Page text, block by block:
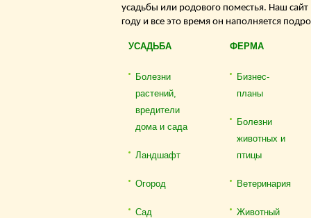
усадьбы или родового поместья. Наш
году и все это время он наполняется
УСАДЬБА
Болезни
растений,
вредители
дома и сада
Ландшафт
Огород
Сад
ФЕРМА
Бизнес-
планы
Болезни
животных и
птицы
Ветеринария
Животный